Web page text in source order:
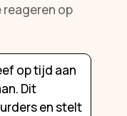
op
op tijd aan
Dit
en stelt